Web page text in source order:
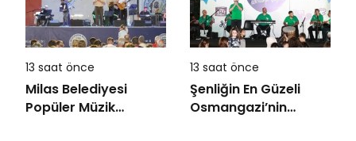
Yarışması
13 saat önce
Milas Belediyesi
Popüler Müzik
13 saat önce
Şenliğin En Güzeli
Osmangazi’nin